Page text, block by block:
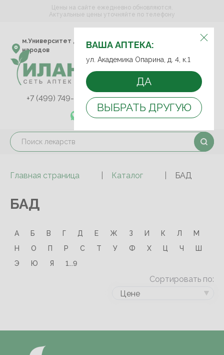
ВЫБЕРИТЕ АПТЕКУ:
м.Университет дружбы
народов
ул. Академика Опарина,
д. 4, к.1
ВАША АПТЕКА:
ул. Академика Опарина, д. 4, к.1
ДА
ВЫБРАТЬ ДРУГУЮ
Цены на сайте ежедневно обновляются.
Актуальные цены уточняйте по телефону
+7 (499) 749-75-92
+7 (499) 749-74-89
+7 (989) 579-78-73
Главная страница Каталог БАД
БАД
А Б В Г Д Е Ж З И К Л
М
Н
О П Р С Т У Ф Х Ц Ч
Ш
Э
Ю Я 1...9
Сортировать по:
Цене